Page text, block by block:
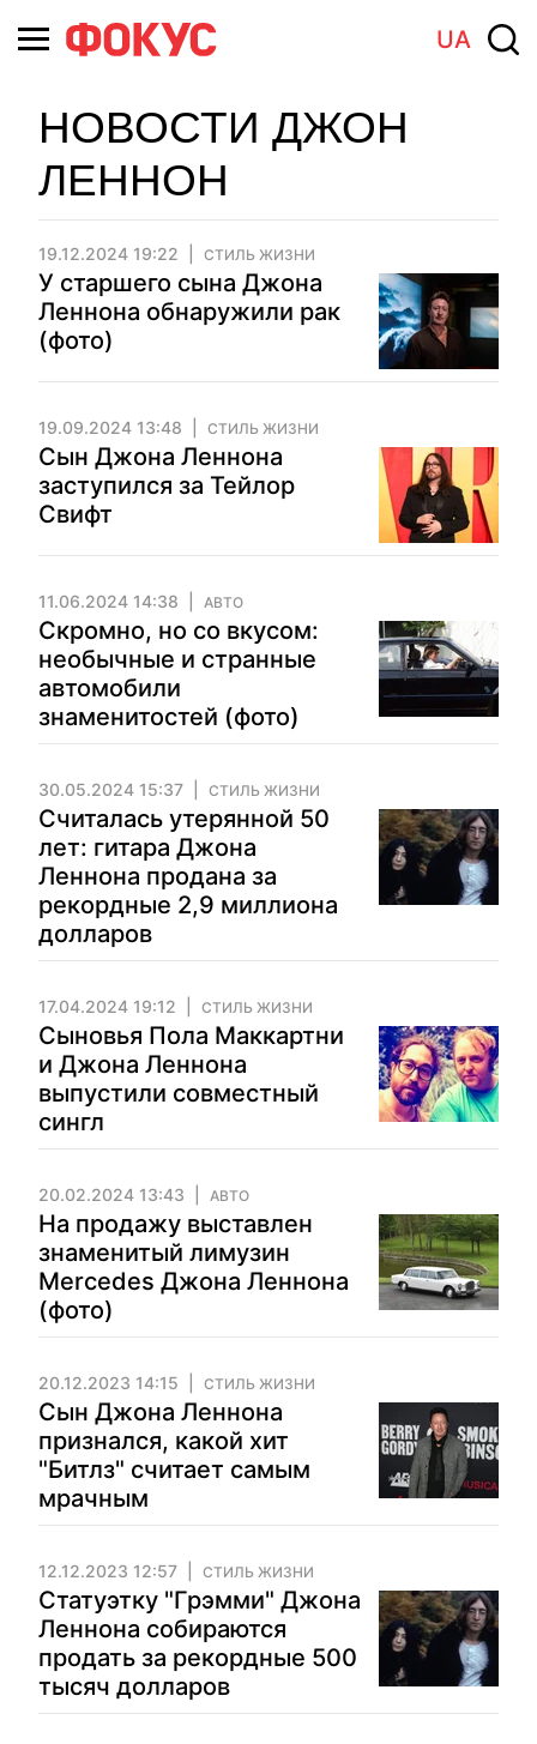
UA
НОВОСТИ ДЖОН
ЛЕННОН
19.12.2024 19:22 СТИЛЬ ЖИЗНИ
У старшего сына Джона
Леннона обнаружили рак
(фото)
19.09.2024 13:48 СТИЛЬ ЖИЗНИ
Сын Джона Леннона
заступился за Тейлор
Свифт
11.06.2024 14:38 АВТО
Скромно, но со вкусом:
необычные и странные
автомобили
знаменитостей (фото)
30.05.2024 15:37 СТИЛЬ ЖИЗНИ
Считалась утерянной 50
лет: гитара Джона
Леннона продана за
рекордные 2,9 миллиона
долларов
17.04.2024 19:12 СТИЛЬ ЖИЗНИ
Сыновья Пола Маккартни
и Джона Леннона
выпустили совместный
сингл
20.02.2024 13:43 АВТО
На продажу выставлен
знаменитый лимузин
Mercedes Джона Леннона
(фото)
20.12.2023 14:15 СТИЛЬ ЖИЗНИ
Сын Джона Леннона
признался, какой хит
"Битлз" считает самым
мрачным
12.12.2023 12:57 СТИЛЬ ЖИЗНИ
Статуэтку "Грэмми" Джона
Леннона собираются
продать за рекордные 500
тысяч долларов